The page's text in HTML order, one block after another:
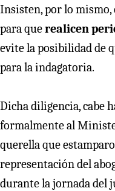
Insisten, por lo mismo,
para querealicen
evite la posibilidad de
para la indagatoria.
Dicha diligencia, cabe
formalmente al
querella que
representación del
durante la jornada del